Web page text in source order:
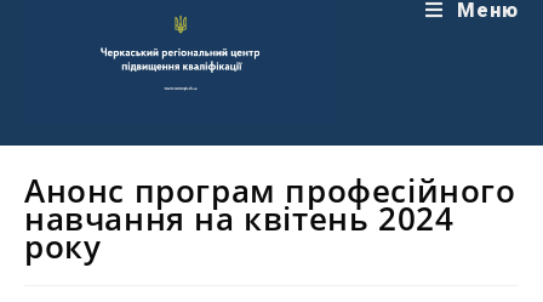
Меню
Анонс програм професійного
навчання на квітень 2024
року